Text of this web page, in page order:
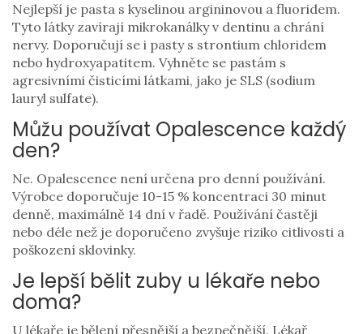
Nejlepší je pasta s kyselinou argininovou a fluoridem.
Tyto látky zavírají mikrokanálky v dentinu a chrání
nervy. Doporučují se i pasty s strontium chloridem
nebo hydroxyapatitem. Vyhněte se pastám s
agresivními čisticími látkami, jako je SLS (sodium
lauryl sulfate).
Můžu používat Opalescence každý
den?
Ne. Opalescence není určena pro denní používání.
Výrobce doporučuje 10-15 % koncentraci 30 minut
denně, maximálně 14 dní v řadě. Používání častěji
nebo déle než je doporučeno zvyšuje riziko citlivosti a
poškození sklovinky.
Je lepší bělit zuby u lékaře nebo
doma?
U lékaře je bělení přesnější a bezpečnější. Lékař